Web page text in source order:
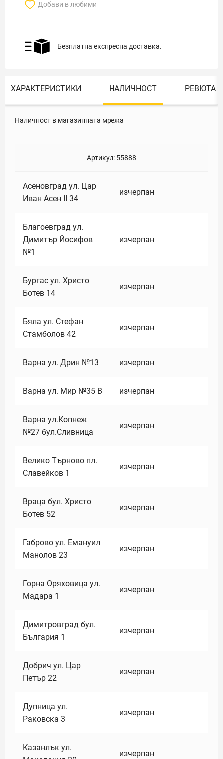
Добави в любими
Безплатна експресна доставка.
ХАРАКТЕРИСТИКИ НАЛИЧНОСТ РЕВЮТА
Наличност в магазинната мрежа
Артикул: 55888
Асеновград ул. Цар
Иван Асен II 34
изчерпан
Благоевград ул.
Димитър Йосифов
№1
изчерпан
Бургас ул. Христо
Ботев 14
изчерпан
Бяла ул. Стефан
Стамболов 42
изчерпан
Варна ул. Дрин №13 изчерпан
Варна ул. Мир №35 В изчерпан
Варна ул.Копнеж
№27 бул.Сливница
изчерпан
Велико Търново пл.
Славейков 1
изчерпан
Враца бул. Христо
Ботев 52
изчерпан
Габрово ул. Емануил
Манолов 23
изчерпан
Горна Оряховица ул.
Мадара 1
изчерпан
Димитровград бул.
България 1
изчерпан
Добрич ул. Цар
Петър 22
изчерпан
Дупница ул.
Раковска 3
изчерпан
Казанлък ул.
изчерпан